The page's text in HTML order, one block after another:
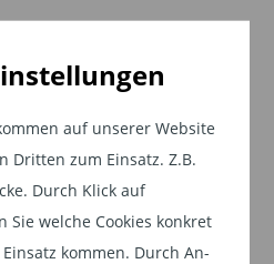
auf unserer Website
Dritten zum Einsatz. Z.B.
Durch Klick auf
Sie welche Cookies konkret
kommen. Durch An-
Value